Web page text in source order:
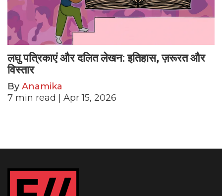
लघु पत्रिकाएं और दलित लेखन: इतिहास, ज़रूरत और
विस्तार
By Anamika
7 min read | Apr 15, 2026